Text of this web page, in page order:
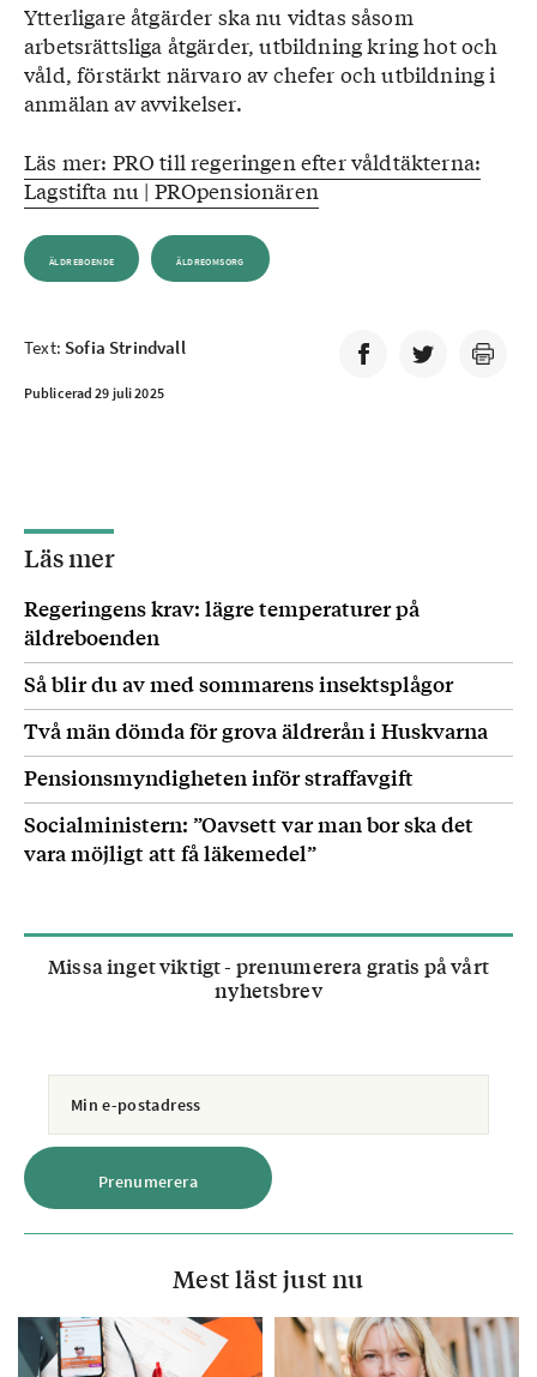
Ytterligare åtgärder ska nu vidtas såsom
arbetsrättsliga åtgärder, utbildning kring hot och
våld, förstärkt närvaro av chefer och utbildning i
anmälan av avvikelser.
Läs mer: PRO till regeringen efter våldtäkterna:
Lagstifta nu | PROpensionären
ÄLDREBOENDE ÄLDREOMSORG
Text: Sofia Strindvall
Publicerad 29 juli 2025
Läs mer
Regeringens krav: lägre temperaturer på
äldreboenden
Så blir du av med sommarens insektsplågor
Två män dömda för grova äldrerån i Huskvarna
Pensionsmyndigheten inför straffavgift
Socialministern: ”Oavsett var man bor ska det
vara möjligt att få läkemedel”
Missa inget viktigt - prenumerera gratis på vårt
nyhetsbrev
Mest läst just nu